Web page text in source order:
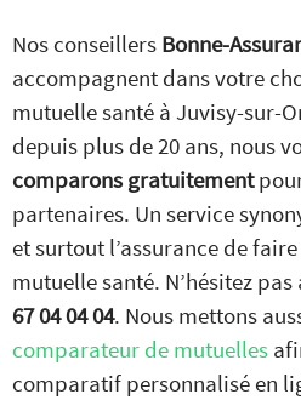
Nos conseillers Bonne-
accompagnent dans votre
mutuelle santé à Juvisy-sur-
depuis plus de 20 ans, nous
comparons gratuitement
partenaires. Un service
et surtout l’assurance de
mutuelle santé. N’hésitez
67 04 04 04. Nous mettons
comparateur de mutuelles
comparatif personnalisé en